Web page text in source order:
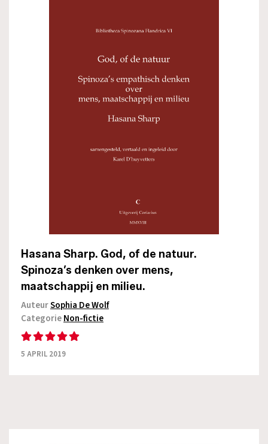
Hasana Sharp. God, of de natuur.
Spinoza’s denken over mens,
maatschappij en milieu.
AuteurSophia De Wolf
CategorieNon-fictie
5 APRIL 2019